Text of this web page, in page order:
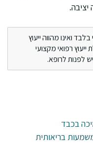
יציבה.
ואינו מהווה ייעוץ
ייעוץ רפואי מקצועי
לפנות לרופא.
בכבד
בריאותית